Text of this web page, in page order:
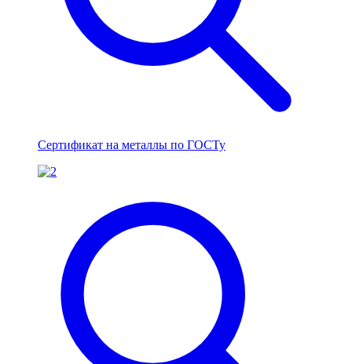
Сертификат на металлы по ГОСТу